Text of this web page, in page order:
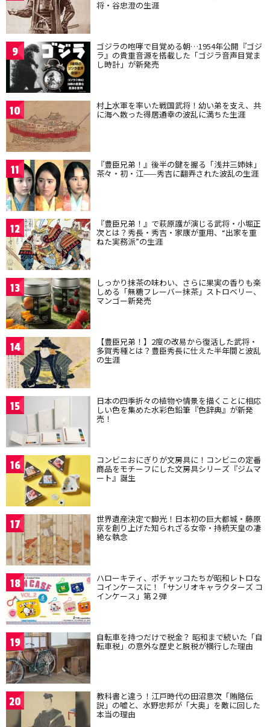
将・谷忠澄の生涯
9 ゴジラの咆哮で目覚める朝…1954年公開『ゴジ
ラ』の貴重音源を搭載した「ゴジラ音声目覚ま
し時計」が新発売
10 村上水軍を率いた戦国武将！幼い弟を支え、共
に海へ散った得居通幸の波乱に満ちた生涯
11 『豊臣兄弟！』後半の鍵を握る「浅井三姉妹」
茶々・初・江——秀吉に翻弄された波乱の生涯
12 『豊臣兄弟！』で萩原護が演じる武将・小堀正
次とは？秀長・秀吉・家康が重用、“出家を重
ねた実務派”の生涯
13 しっかり抹茶の味わい、さらに果実の香りも楽
しめる「無糖フレーバー抹茶」ストロベリー、
マンゴー新発売
14 【豊臣兄弟！】2度の改易から復活した武将・
多賀秀種とは？豊臣秀長に仕えた半年間と波乱
の生涯
15 日本の四季折々の植物や情景を描くことに相応
しい色を集めた水彩色鉛筆『色辞典』が新発
売！
16 コンビニおにぎりが文房具に！コンビニの定番
商品をモチーフにした文房具シリーズ『ジムマ
ート』誕生
17 世界遺産決定で脚光！日本初の巨大都城・藤原
京を創り上げた知られざる女帝・持統天皇の凄
絶な執念
18 ハローキティ、ポチャッコたちが昭和レトロな
コインケースに！「サンリオキャラクターズ コ
インケース」第２弾
19 自転車を持つだけで税金？ 昭和まで続いた「自
転車税」の意外な歴史と脱税が横行した理由
20 教科書と違う！江戸時代の田沼意次「賄賂伝
説」の嘘と、水野忠邦が「大奥」を敵に回した
本当の理由